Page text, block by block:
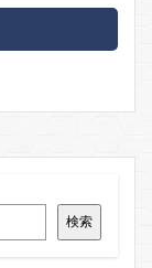
検索